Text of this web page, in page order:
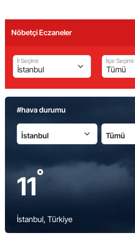
Nöbetçi Eczaneler
İl Seçimi: İlçe Seçimi:
#hava durumu
11°
İstanbul, Türkiye